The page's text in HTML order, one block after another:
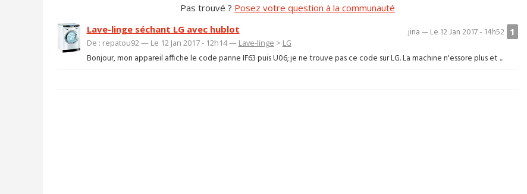
Pas trouvé ? Posez votre question à la communauté
1
jina — Le 12 Jan 2017 - 14h52
Lave-linge séchant LG avec hublot
De : repatou92 — Le 12 Jan 2017 - 12h14 — Lave-linge > LG
Bonjour, mon appareil affiche le code panne IF63 puis U06; je ne trouve pas ce code sur LG. La machine n'essore plus et ...